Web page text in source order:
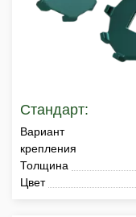
Стандарт:
Вариант
крепления
Толщина
Цвет